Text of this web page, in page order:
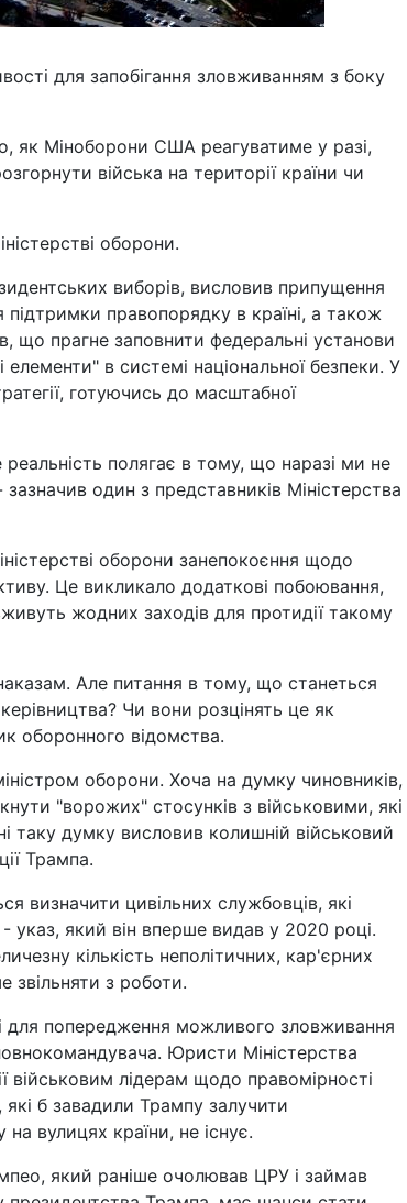
для запобігання зловживанням з боку
як Міноборони США реагуватиме у разі,
війська на території країни чи
оборони.
виборів, висловив припущення
правопорядку в країні, а також
що прагне заповнити федеральні установи
в системі національної безпеки. У
готуючись до масштабної
полягає в тому, що наразі ми не
один з представників Міністерства
оборони занепокоєння щодо
Це викликало додаткові побоювання,
жодних заходів для протидії такому
Але питання в тому, що станеться
Чи вони розцінять це як
оборонного відомства.
оборони. Хоча на думку чиновників,
"ворожих" стосунків з військовими, які
таку думку висловив колишній військовий
Трампа.
визначити цивільних службовців, які
який він вперше видав у 2020 році.
кількість неполітичних, кар'єрних
звільняти з роботи.
для попередження можливого зловживання
Юристи Міністерства
лідерам щодо правомірності
б завадили Трампу залучити
вулицях країни, не існує.
який раніше очолював ЦРУ і займав